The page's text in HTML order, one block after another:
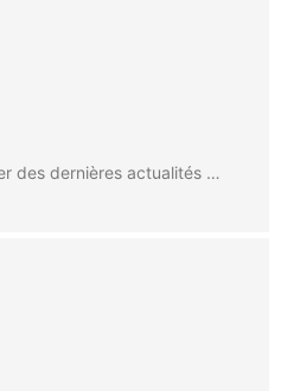
des dernières actualités …